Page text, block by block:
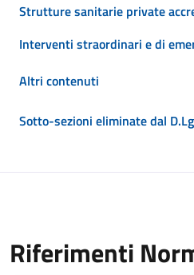
Strutture sanitarie private
Interventi straordinari e di
Altri contenuti
Sotto-sezioni eliminate dal
Riferimenti